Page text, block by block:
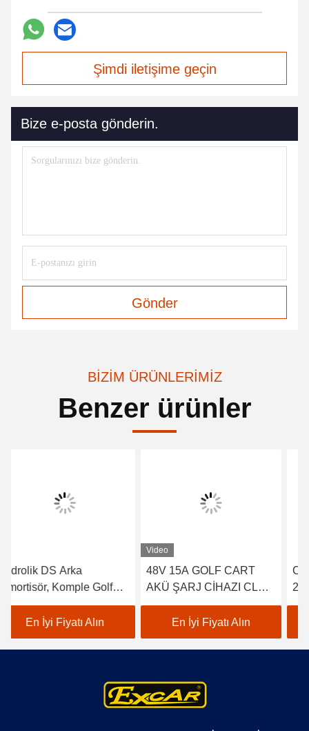
Şimdi iletişime geçin
Bize e-posta gönderin.
Gönder
BIZIM ÜRÜNLERIMIZ
Benzer ürünler
48V 15A GOLF CART
AKÜ ŞARJ CİHAZI CLUB
ARABA EZGO YAMAHA
BUGGY ABD AKÜLERİ
TROJAN CROWN 48
VOLT AKÜ ŞARJ CİHAZI
En İyi Fiyatı Alın
Club Car DS Rot Başı
2004-UP Sağdan Dişli 2
adet 102022601 /
102288301
En İyi Fiyatı Alın